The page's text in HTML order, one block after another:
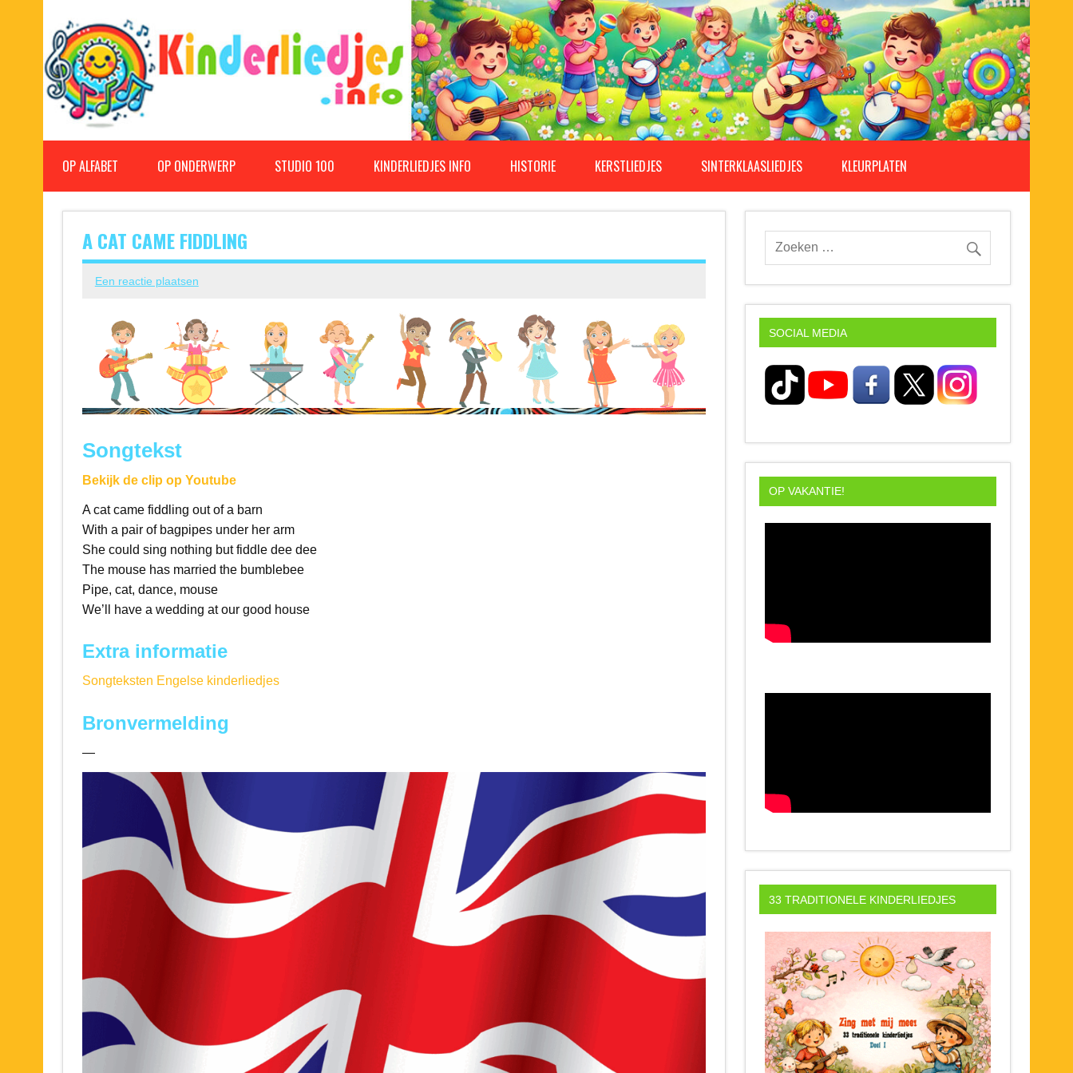
Kinderliedjes
OP ALFABET OP ONDERWERP STUDIO 100 KINDERLIEDJES INFO HISTORIE KERSTLIEDJES SINTERKLAASLIEDJES KLEURPLATEN
A CAT CAME FIDDLING
Een reactie plaatsen
Songtekst
Bekijk de clip op Youtube
A cat came fiddling out of a barn
With a pair of bagpipes under her arm
She could sing nothing but fiddle dee dee
The mouse has married the bumblebee
Pipe, cat, dance, mouse
We’ll have a wedding at our good house
Extra informatie
Songteksten Engelse kinderliedjes
Bronvermelding
—
SOCIAL MEDIA
OP VAKANTIE!
33 TRADITIONELE KINDERLIEDJES